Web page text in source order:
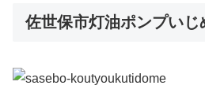
佐世保市灯油ポンプいじ